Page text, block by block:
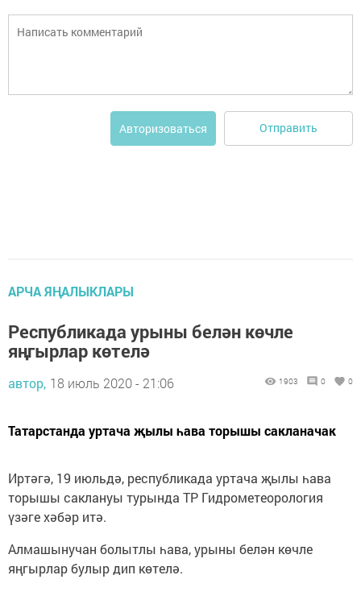
Авторизоваться Отправить
АРЧА ЯҢАЛЫКЛАРЫ
Республикада урыны белән көчле
яңгырлар көтелә
автор, 18 июль 2020 - 21:06 1903 0 0
Татарстанда уртача җылы һава торышы сакланачак
Иртәгә, 19 июльдә, республикада уртача җылы һава
торышы саклануы турында ТР Гидрометеорология
үзәге хәбәр итә.
Алмашынучан болытлы һава, урыны белән көчле
яңгырлар булыр дип көтелә.